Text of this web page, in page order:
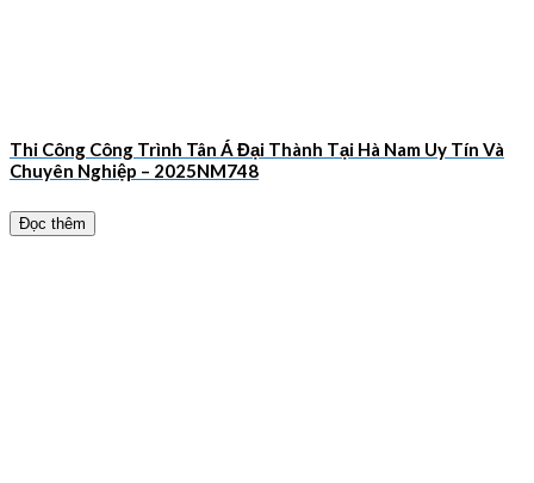
Thi Công Công Trình Tân Á Đại Thành Tại Hà Nam Uy Tín Và
Chuyên Nghiệp – 2025NM748
Đọc thêm